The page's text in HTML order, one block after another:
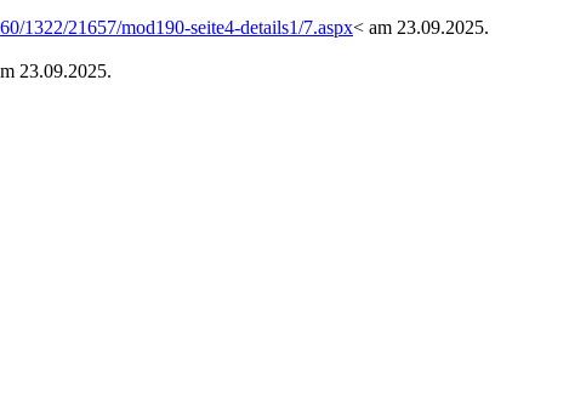
1322/21657/mod190-seite4-details1/7.aspx< am 23.09.2025.
23.09.2025.